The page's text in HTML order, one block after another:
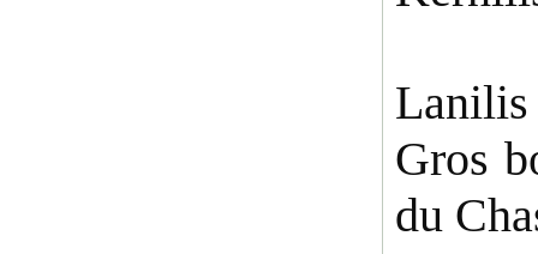
Lanilis
Gros
du